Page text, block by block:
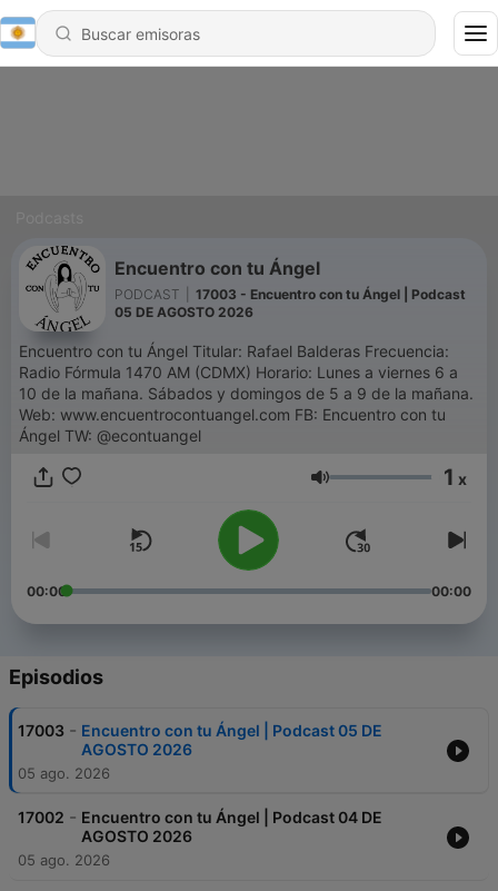
Encuentro con tu Ángel
PODCAST
17003 - Encuentro con tu Ángel | Podcast
05 DE AGOSTO 2026
Encuentro con tu Ángel Titular: Rafael Balderas Frecuencia:
Radio Fórmula 1470 AM (CDMX) Horario: Lunes a viernes 6 a
10 de la mañana. Sábados y domingos de 5 a 9 de la mañana.
Web: www.encuentrocontuangel.com FB: Encuentro con tu
Ángel TW: @econtuangel
Volumen 1 x
00:00 00:00
Episodios
17003 - Encuentro con tu Ángel | Podcast 05 DE
AGOSTO 2026
05 ago. 2026
17002 - Encuentro con tu Ángel | Podcast 04 DE
AGOSTO 2026
05 ago. 2026